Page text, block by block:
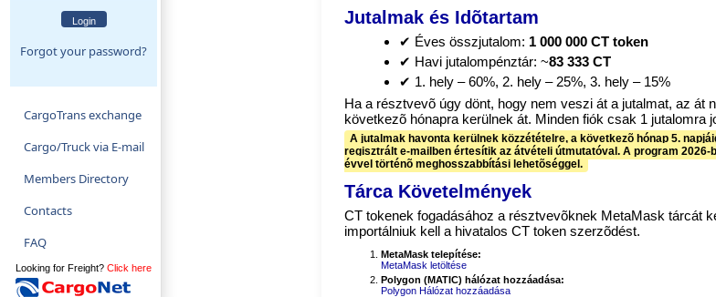
Forgot your password?
CargoTrans exchange
Cargo/Truck via E-mail
Members Directory
Contacts
FAQ
Looking for Freight? Click here
Jutalmak és Idõtartam
✔ Éves összjutalom: 1 000 000 CT token
✔ Havi jutalompénztár: ~83 333 CT
✔ 1. hely – 60%, 2. hely – 25%, 3. hely – 15%
Ha a résztvevõ úgy dönt, hogy nem veszi át a jutalmat, az át
következõ hónapra kerülnek át. Minden fiók csak 1 jutalomra
A jutalmak havonta kerülnek közzétételre, a következõ hónap 5.
regisztrált e-mailben értesítik az átvételi útmutatóval. A program 2026-
évvel történõ meghosszabbítási lehetõséggel.
Tárca Követelmények
CT tokenek fogadásához a résztvevõknek MetaMask tárcát
importálniuk kell a hivatalos CT token szerzõdést.
MetaMask telepítése:
MetaMask letöltése
Polygon (MATIC) hálózat hozzáadása:
Polygon Hálózat hozzáadása